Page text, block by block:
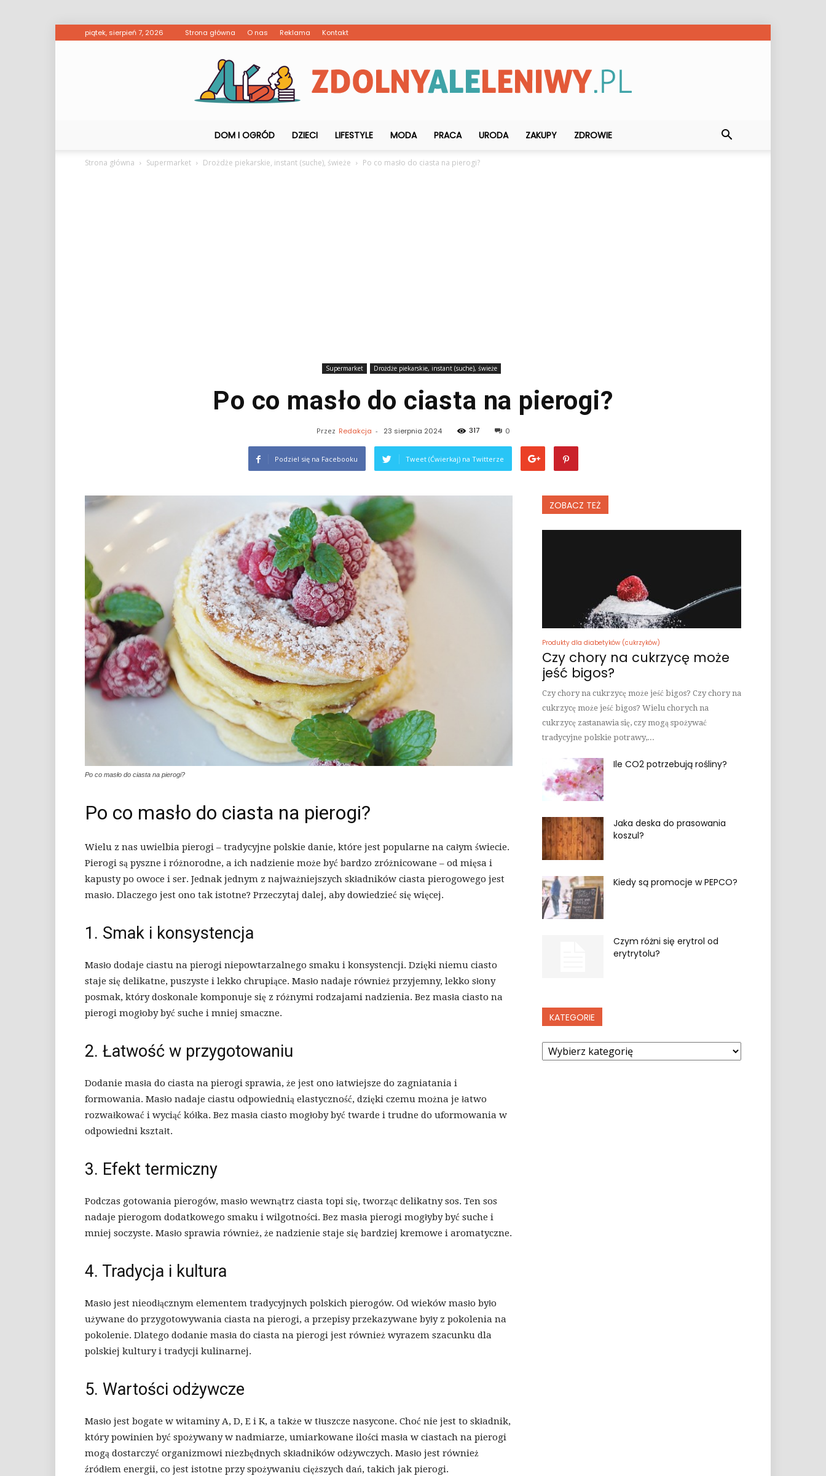
piątek, sierpień 7, 2026 Strona główna O nas Reklama Kontakt
ZdolnyAleLeniwy.pl
DOM I OGRÓD DZIECI LIFESTYLE MODA PRACA URODA ZAKUPY ZDROWIE
Strona główna Supermarket Drożdże piekarskie, instant (suche), świeże Po co masło do ciasta na pierogi?
Supermarket Drożdże piekarskie, instant (suche), świeże
Po co masło do ciasta na pierogi?
Przez Redakcja - 23 sierpnia 2024 317 0
Podziel się na Facebooku Tweet (Ćwierkaj) na Twitterze
Po co masło do ciasta na pierogi?
Po co masło do ciasta na pierogi?
Wielu z nas uwielbia pierogi – tradycyjne polskie danie, które jest popularne na całym świecie.
Pierogi są pyszne i różnorodne, a ich nadzienie może być bardzo zróżnicowane – od mięsa i
kapusty po owoce i ser. Jednak jednym z najważniejszych składników ciasta pierogowego jest
masło. Dlaczego jest ono tak istotne? Przeczytaj dalej, aby dowiedzieć się więcej.
1. Smak i konsystencja
Masło dodaje ciastu na pierogi niepowtarzalnego smaku i konsystencji. Dzięki niemu ciasto
staje się delikatne, puszyste i lekko chrupiące. Masło nadaje również przyjemny, lekko słony
posmak, który doskonale komponuje się z różnymi rodzajami nadzienia. Bez masła ciasto na
pierogi mogłoby być suche i mniej smaczne.
2. Łatwość w przygotowaniu
Dodanie masła do ciasta na pierogi sprawia, że jest ono łatwiejsze do zagniatania i
formowania. Masło nadaje ciastu odpowiednią elastyczność, dzięki czemu można je łatwo
rozwałkować i wyciąć kółka. Bez masła ciasto mogłoby być twarde i trudne do uformowania w
odpowiedni kształt.
3. Efekt termiczny
Podczas gotowania pierogów, masło wewnątrz ciasta topi się, tworząc delikatny sos. Ten sos
nadaje pierogom dodatkowego smaku i wilgotności. Bez masła pierogi mogłyby być suche i
mniej soczyste. Masło sprawia również, że nadzienie staje się bardziej kremowe i aromatyczne.
4. Tradycja i kultura
Masło jest nieodłącznym elementem tradycyjnych polskich pierogów. Od wieków masło było
używane do przygotowywania ciasta na pierogi, a przepisy przekazywane były z pokolenia na
pokolenie. Dlatego dodanie masła do ciasta na pierogi jest również wyrazem szacunku dla
polskiej kultury i tradycji kulinarnej.
5. Wartości odżywcze
Masło jest bogate w witaminy A, D, E i K, a także w tłuszcze nasycone. Choć nie jest to składnik,
który powinien być spożywany w nadmiarze, umiarkowane ilości masła w ciastach na pierogi
mogą dostarczyć organizmowi niezbędnych składników odżywczych. Masło jest również
źródłem energii, co jest istotne przy spożywaniu cięższych dań, takich jak pierogi.
ZOBACZ TEŻ
Produkty dla diabetyków (cukrzyków)
Czy chory na cukrzycę może
jeść bigos?
Czy chory na cukrzycę może jeść bigos? Czy chory na
cukrzycę może jeść bigos? Wielu chorych na
cukrzycę zastanawia się, czy mogą spożywać
tradycyjne polskie potrawy,...
Ile CO2 potrzebują rośliny?
Jaka deska do prasowania
koszul?
Kiedy są promocje w PEPCO?
Czym różni się erytrol od
erytrytolu?
KATEGORIE
Kategorie